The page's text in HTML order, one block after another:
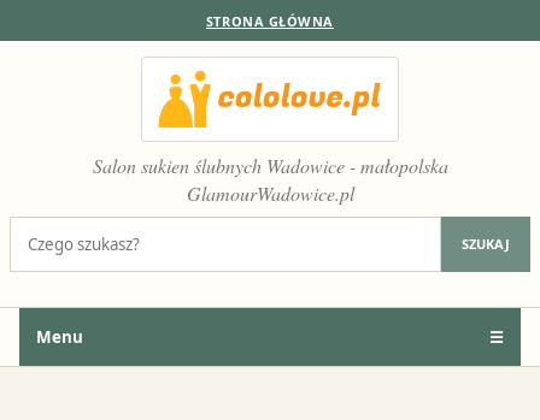
STRONA GŁÓWNA
Salon sukien ślubnych Wadowice - małopolska
GlamourWadowice.pl
SZUKAJ
Menu ☰